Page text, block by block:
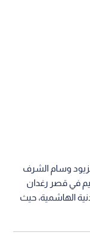
وسام الشرف
في قصر رغدان
الهاشمية، حيث